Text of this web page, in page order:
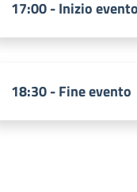
17:00 - Inizio evento
18:30 - Fine evento